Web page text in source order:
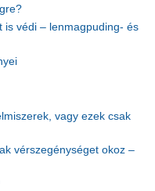
is védi – lenmagpuding- és
vagy ezek csak
vérszegénységet okoz –